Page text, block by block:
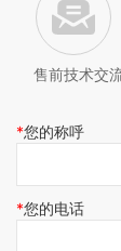
您的称呼
您的电话
售前技术交